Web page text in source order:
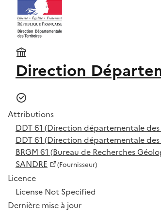
Direction
Attributions
DDT 61 (Direction départementale
DDT 61 (Direction départementale
BRGM 61 (Bureau de Recherches
SANDRE (Fournisseur)
Licence
License Not Specified
Dernière mise à jour